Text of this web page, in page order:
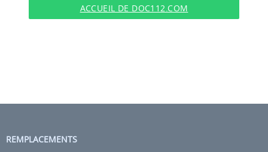
ACCUEIL DE DOC112.COM
REMPLACEMENTS